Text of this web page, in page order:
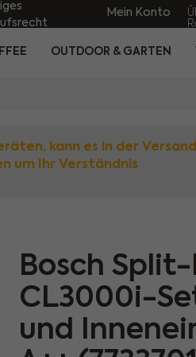
Mein Konto
OUTDOOR & GARTEN
kann es in der
um Ihr Verständnis
Bosch
CL3000i-
und